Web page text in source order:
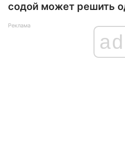
содой может решить
Реклама
ad